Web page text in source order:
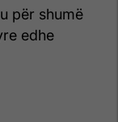
për shumë
edhe